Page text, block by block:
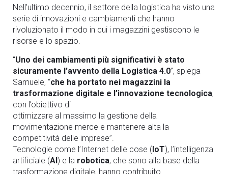
Nell’ultimo decennio, il settore della logistica ha visto una
serie di innovazioni e cambiamenti che hanno
rivoluzionato il modo in cui i magazzini gestiscono le
risorse e lo spazio.
“Uno dei cambiamenti più significativi è stato
sicuramente l’avvento della Logistica 4.0”, spiega
Samuele, “che ha portato nei magazzini la
trasformazione digitale e l’innovazione tecnologica,
con l’obiettivo di
ottimizzare al massimo la gestione della
movimentazione merce e mantenere alta la
competitività delle imprese”.
Tecnologie come l’Internet delle cose (IoT), l’intelligenza
artificiale (AI) e la robotica, che sono alla base della
trasformazione digitale, hanno contribuito